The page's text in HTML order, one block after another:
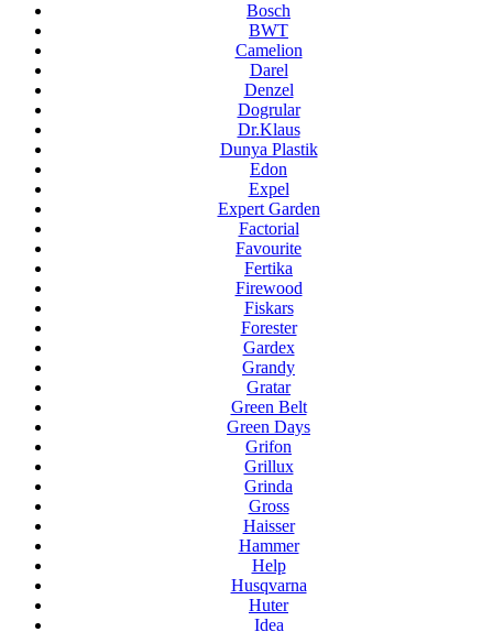
Bosch
BWT
Camelion
Darel
Denzel
Dogrular
Dr.Klaus
Dunya Plastik
Edon
Expel
Expert Garden
Factorial
Favourite
Fertika
Firewood
Fiskars
Forester
Gardex
Grandy
Gratar
Green Belt
Green Days
Grifon
Grillux
Grinda
Gross
Haisser
Hammer
Help
Husqvarna
Huter
Idea